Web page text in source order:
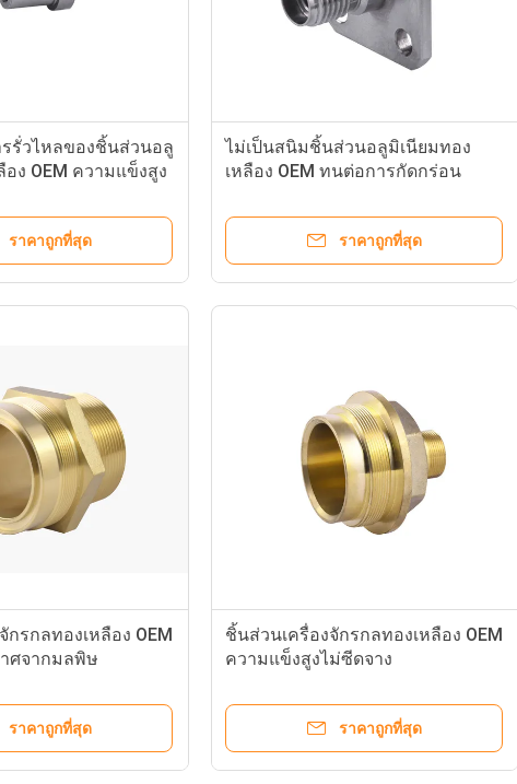
รั่วไหลของชิ้นส่วนอลู
ง OEM ความแข็งสูง
ราคาถูกที่สุด
ไม่เป็นสนิมชิ้นส่วนอลูมิเนียมทอง
เหลือง OEM ทนต่อการกัดกร่อน
ราคาถูกที่สุด
กรกลทองเหลือง OEM
ศจากมลพิษ
ราคาถูกที่สุด
ชิ้นส่วนเครื่องจักรกลทองเหลือง OEM
ความแข็งสูงไม่ซีดจาง
ราคาถูกที่สุด